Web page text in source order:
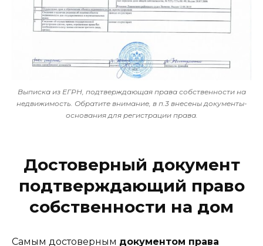
Выписка из ЕГРН, подтверждающая права собственности на
недвижимость. Обратите внимание, в п.3 внесены документы-
основания для регистрации права.
Достоверный документ
подтверждающий право
собственности на дом
Самым достоверным документом права